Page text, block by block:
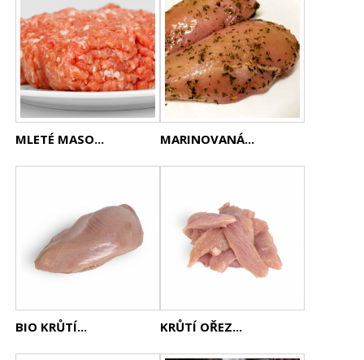
MLETÉ MASO... MARINOVANÁ...
BIO KRŮTÍ... KRŮTÍ OŘEZ...